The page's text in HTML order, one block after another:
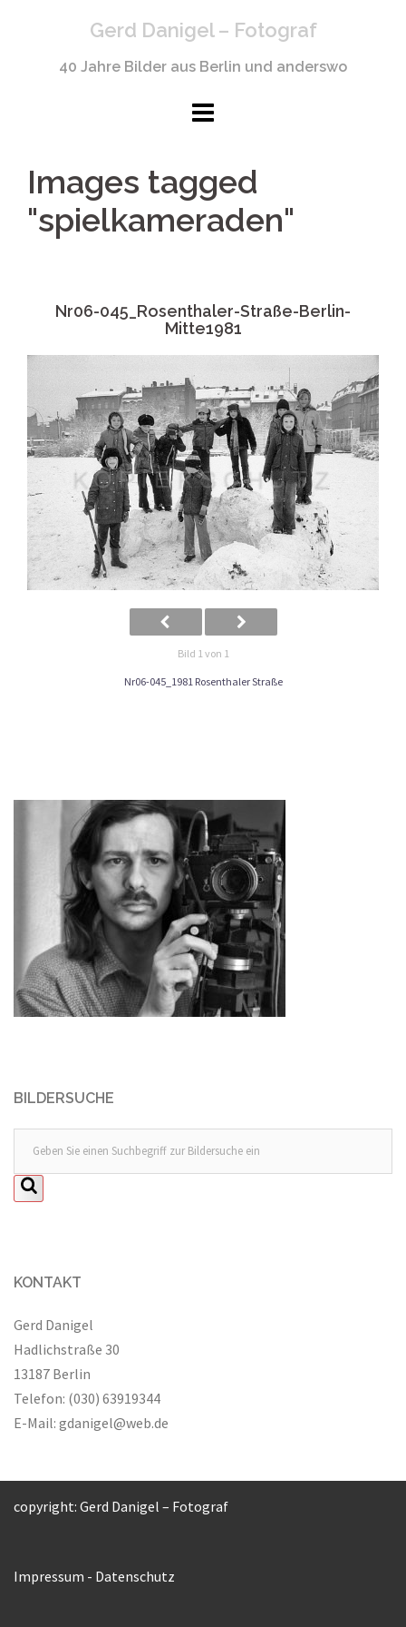
Gerd Danigel – Fotograf
40 Jahre Bilder aus Berlin und anderswo
Images tagged
"spielkameraden"
Nr06-045_Rosenthaler-Straße-Berlin-
Mitte1981
Bild 1 von 1
Nr06-045_1981 Rosenthaler Straße
BILDERSUCHE
KONTAKT
Gerd Danigel
Hadlichstraße 30
13187 Berlin
Telefon: (030) 63919344
E-Mail: gdanigel@web.de
copyright: Gerd Danigel – Fotograf
Impressum - Datenschutz